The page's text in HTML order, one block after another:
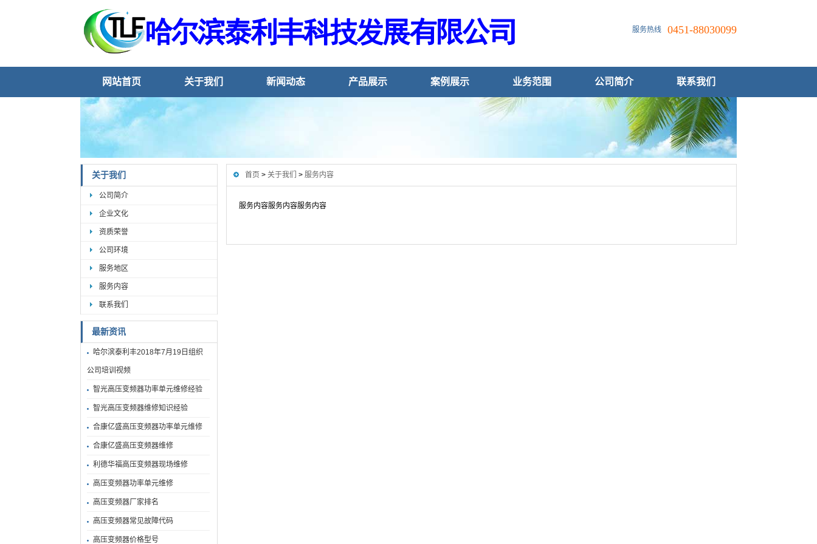
0451-88030099
服务热线
网站首页 关于我们 新闻动态 产品展示 案例展示 业务范围 公司简介 联系我们
关于我们
公司简介
企业文化
资质荣誉
公司环境
服务地区
服务内容
联系我们
最新资讯
哈尔滨泰利丰2018年7月19日组织
公司培训视频
智光高压变频器功率单元维修经验
智光高压变频器维修知识经验
合康亿盛高压变频器功率单元维修
合康亿盛高压变频器维修
利德华福高压变频器现场维修
高压变频器功率单元维修
高压变频器厂家排名
高压变频器常见故障代码
高压变频器价格型号
首页 > 关于我们 > 服务内容
服务内容服务内容服务内容